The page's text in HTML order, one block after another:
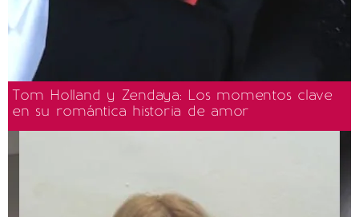
Tom Holland y Zendaya: Los momentos clave
en su romántica historia de amor